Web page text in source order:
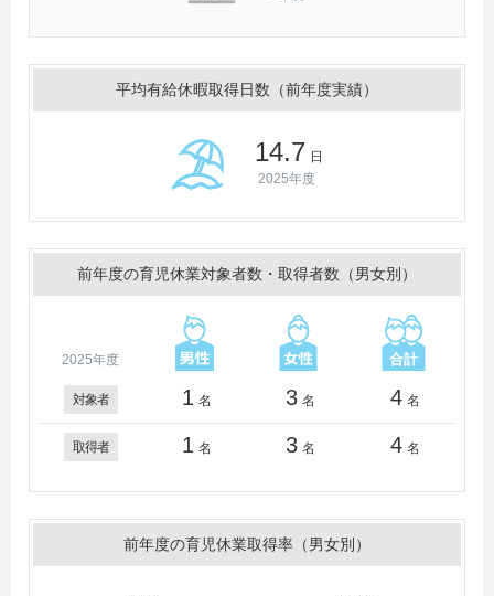
平均有給休暇取得日数（前年度実績）
14.7 日
2025年度
前年度の育児休業対象者数・取得者数（男女別）
2025年度
対象者 1 名 3 名 4 名
取得者 1 名 3 名 4 名
前年度の育児休業取得率（男女別）